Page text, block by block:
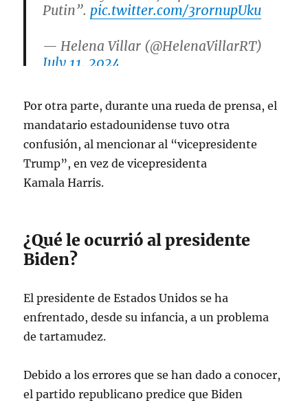
Putin”. pic.twitter.com/3r0rnupUku
— Helena Villar (@HelenaVillarRT)
July 11, 2024
Por otra parte, durante una rueda de prensa, el
mandatario estadounidense tuvo otra
confusión, al mencionar al “vicepresidente
Trump”, en vez de vicepresidenta
Kamala Harris.
¿Qué le ocurrió al presidente
Biden?
El presidente de Estados Unidos se ha
enfrentado, desde su infancia, a un problema
de tartamudez.
Debido a los errores que se han dado a conocer,
el partido republicano predice que Biden